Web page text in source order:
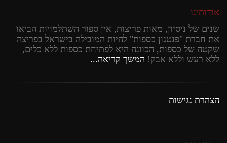
אודותינו
שנים של ניסיון, מאות פריצות, אין ספור השתלמויות הביאו
את חברת "פנטגון כספות" להיות המובילה בישראל בפריצה
שקטה של כספות, הכוונה היא לפתיחת כספות ללא כלים,
ללא רעש וללא אבק! המשך קריאה...
הצהרת נגישות